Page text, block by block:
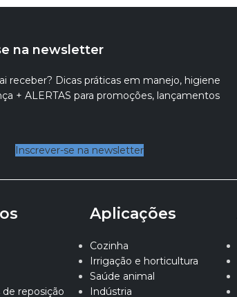
na newsletter
receber? Dicas práticas em manejo, higiene
+ ALERTAS para promoções, lançamentos
Inscrever-se na newsletter
de reposição
Aplicações
Cozinha
Irrigação e horticultura
Saúde animal
Indústria